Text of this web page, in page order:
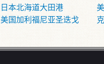
日本北海道大田港
美国加利福尼亚圣迭戈